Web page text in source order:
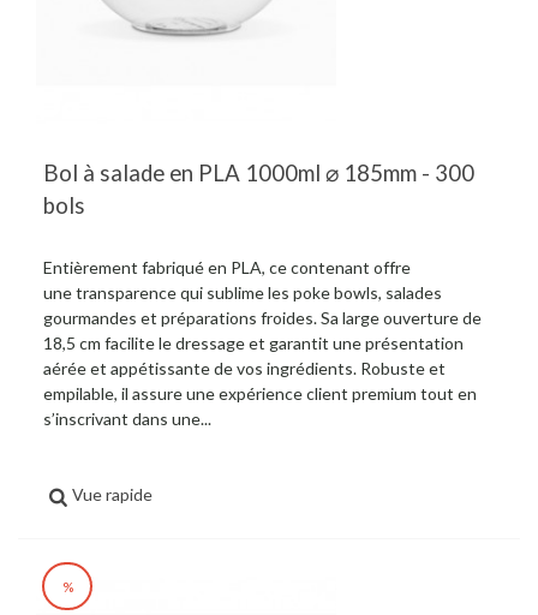
Bol à salade en PLA 1000ml ⌀ 185mm - 300
bols
Entièrement fabriqué en PLA, ce contenant offre
une transparence qui sublime les poke bowls, salades
gourmandes et préparations froides. Sa large ouverture de
18,5 cm facilite le dressage et garantit une présentation
aérée et appétissante de vos ingrédients. Robuste et
empilable, il assure une expérience client premium tout en
s’inscrivant dans une...
Vue rapide
%